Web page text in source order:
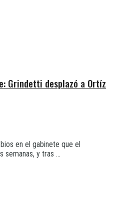
Grindetti desplazó a Ortíz
en el gabinete que el
semanas, y tras ...